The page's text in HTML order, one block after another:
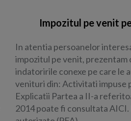
Impozitul pe venit
In atentia persoanelor
impozitul pe venit, prezentam
indatoririle conexe pe care le
venituri din: Activitati impuse
Explicatii Partea a II-a
2014 poate fi consultata